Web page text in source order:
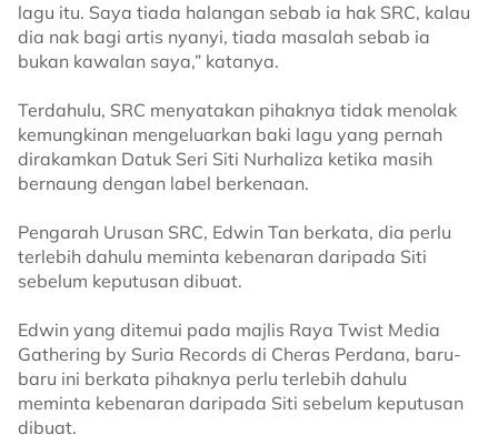
lagu itu. Saya tiada halangan sebab ia hak SRC, kalau
dia nak bagi artis nyanyi, tiada masalah sebab ia
bukan kawalan saya,” katanya.
Terdahulu, SRC menyatakan pihaknya tidak menolak
kemungkinan mengeluarkan baki lagu yang pernah
dirakamkan Datuk Seri Siti Nurhaliza ketika masih
bernaung dengan label berkenaan.
Pengarah Urusan SRC, Edwin Tan berkata, dia perlu
terlebih dahulu meminta kebenaran daripada Siti
sebelum keputusan dibuat.
Edwin yang ditemui pada majlis Raya Twist Media
Gathering by Suria Records di Cheras Perdana, baru-
baru ini berkata pihaknya perlu terlebih dahulu
meminta kebenaran daripada Siti sebelum keputusan
dibuat.